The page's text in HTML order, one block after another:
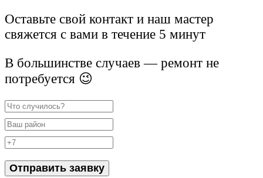
Оставьте свой контакт и наш мастер
свяжется с вами в течение 5 минут
В большинстве случаев — ремонт не
потребуется 😉
Отправить заявку